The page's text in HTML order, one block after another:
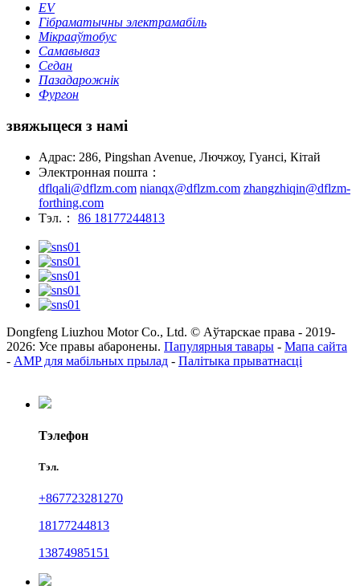
EV
Гібраматычны электрамабіль
Мікрааўтобус
Самавываз
Седан
Пазадарожнік
Фургон
звяжыцеся з намі
Адрас: 286, Pingshan Avenue, Лючжоу, Гуансі, Кітай
Электронная пошта：
dflqali@dflzm.com nianqx@dflzm.com zhangzhiqin@dflzm-
forthing.com
Тэл.：
86 18177244813
Dongfeng Liuzhou Motor Co., Ltd. © Аўтарскае права - 2019-
2026: Усе правы абаронены. Папулярныя тавары - Мапа сайта
- AMP для мабільных прылад - Палітыка прыватнасці
Тэлефон
Тэл.
+867723281270
18177244813
13874985151